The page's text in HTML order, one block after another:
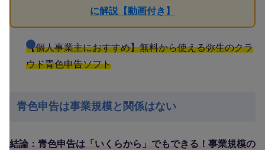
に解説【動画付き】
【個人事業主におすすめ】無料から使える弥生のクラ
ウド青色申告ソフト
青色申告は事業規模と関係はない
結論：青色申告は「いくらから」でもできる！事業規模の